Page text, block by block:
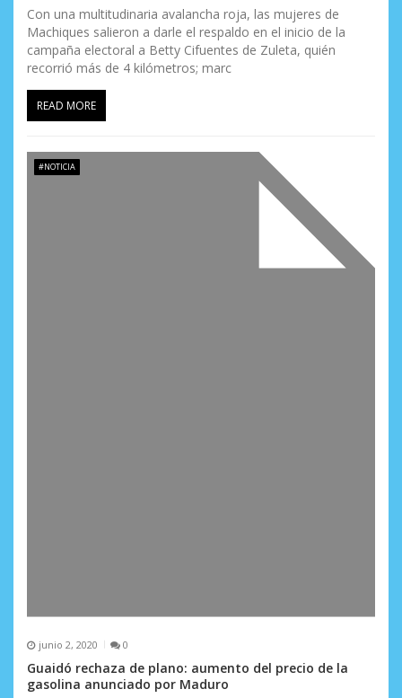
Con una multitudinaria avalancha roja, las mujeres de
Machiques salieron a darle el respaldo en el inicio de la
campaña electoral a Betty Cifuentes de Zuleta, quién
recorrió más de 4 kilómetros; marc
READ MORE
#NOTICIA
junio 2, 2020 0
Guaidó rechaza de plano: aumento del precio de la
gasolina anunciado por Maduro